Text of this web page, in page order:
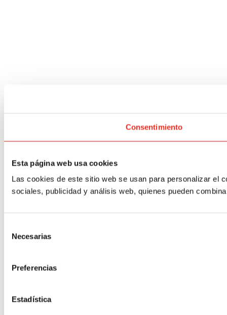
Consentimiento
Esta página web usa cookies
Las cookies de este sitio web se usan para personalizar el
sociales, publicidad y análisis web, quienes pueden
Necesarias
Preferencias
Estadística